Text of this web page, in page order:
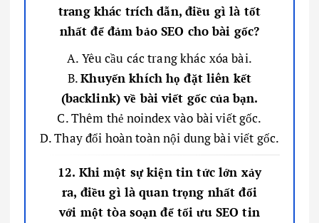
trang khác trích dẫn, điều gì là tốt
nhất để đảm bảo SEO cho bài gốc?
A. Yêu cầu các trang khác xóa bài.
B.Khuyến khích họ đặt liên kết
(backlink) về bài viết gốc của bạn.
C. Thêm thẻ noindex vào bài viết gốc.
D. Thay đổi hoàn toàn nội dung bài viết gốc.
12. Khi một sự kiện tin tức lớn xảy
ra, điều gì là quan trọng nhất đối
với một tòa soạn để tối ưu SEO tin